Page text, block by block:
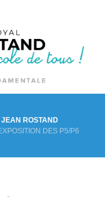
ROSTAND
DES P5/P6